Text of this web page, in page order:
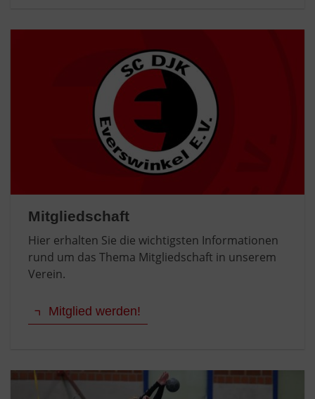
Mitgliedschaft
Hier erhalten Sie die wichtigsten Informationen
rund um das Thema Mitgliedschaft in unserem
Verein.
Mitglied werden!